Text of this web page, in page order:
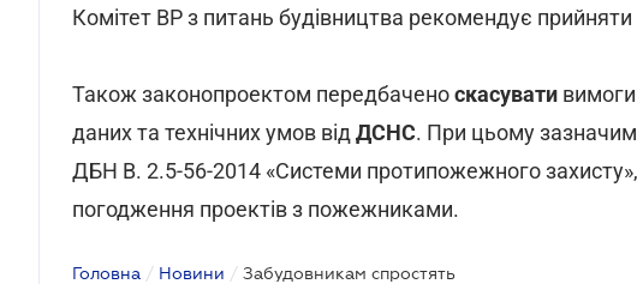
Комітет ВР з питань будівництва рекомендує
Також законопроектом передбаченоскасувати
даних та технічних умов від ДСНС. При цьому
ДБН В. 2.5-56-2014 «Системи протипожежного
погодження проектів з пожежниками.
Головна / Новини / Забудовникам спростять